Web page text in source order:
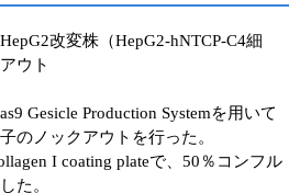
ン
イド
改変株（HepG2-hNTCP-C4細
ウト
Gesicle Production Systemを用いて
のノックアウトを行った。
I coating plateで、50％コンフル
た。